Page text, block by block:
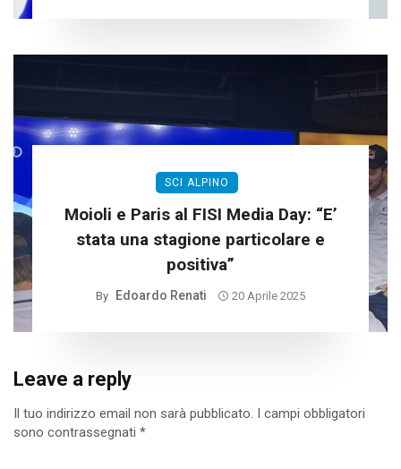
SCI ALPINO
Moioli e Paris al FISI Media Day: “E’
stata una stagione particolare e
positiva”
By Edoardo Renati 20 Aprile 2025
Leave a reply
Il tuo indirizzo email non sarà pubblicato.
I campi obbligatori
sono contrassegnati *